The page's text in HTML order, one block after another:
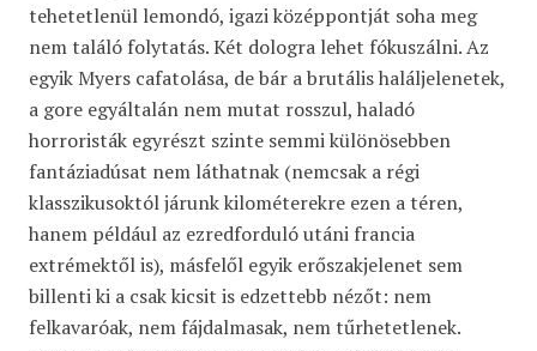
tehetetlenül lemondó, igazi középpontját soha meg
nem találó folytatás. Két dologra lehet fókuszálni. Az
egyik Myers cafatolása, de bár a brutális haláljelenetek,
a gore egyáltalán nem mutat rosszul, haladó
horroristák egyrészt szinte semmi különösebben
fantáziadúsat nem láthatnak (nemcsak a régi
klasszikusoktól járunk kilométerekre ezen a téren,
hanem például az ezredforduló utáni francia
extrémektől is), másfelől egyik erőszakjelenet sem
billenti ki a csak kicsit is edzettebb nézőt: nem
felkavaróak, nem fájdalmasak, nem tűrhetetlenek.